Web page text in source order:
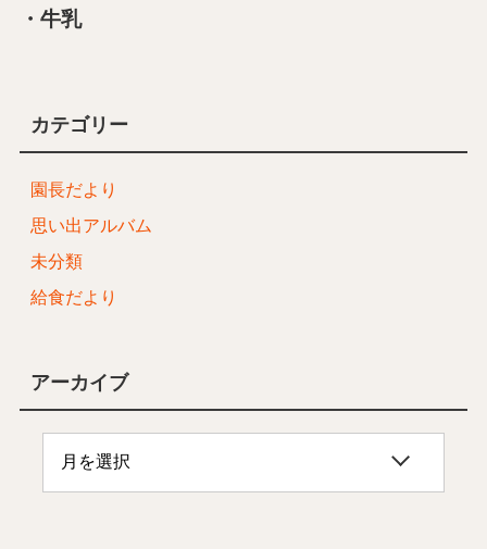
・牛乳
カテゴリー
園長だより
思い出アルバム
未分類
給食だより
アーカイブ